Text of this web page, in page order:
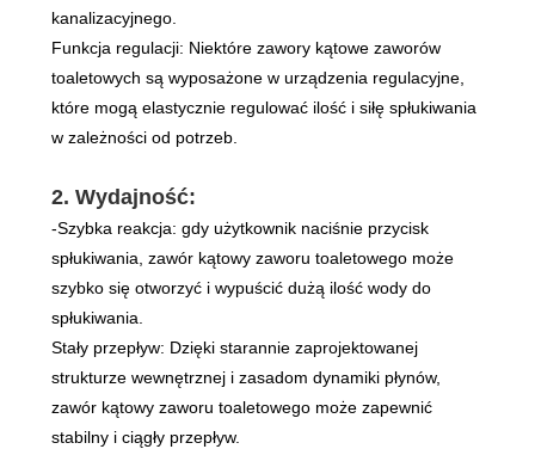
kanalizacyjnego.
Funkcja regulacji: Niektóre zawory kątowe zaworów
toaletowych są wyposażone w urządzenia regulacyjne,
które mogą elastycznie regulować ilość i siłę spłukiwania
w zależności od potrzeb.
2. Wydajność:
-Szybka reakcja: gdy użytkownik naciśnie przycisk
spłukiwania, zawór kątowy zaworu toaletowego może
szybko się otworzyć i wypuścić dużą ilość wody do
spłukiwania.
Stały przepływ: Dzięki starannie zaprojektowanej
strukturze wewnętrznej i zasadom dynamiki płynów,
zawór kątowy zaworu toaletowego może zapewnić
stabilny i ciągły przepływ.